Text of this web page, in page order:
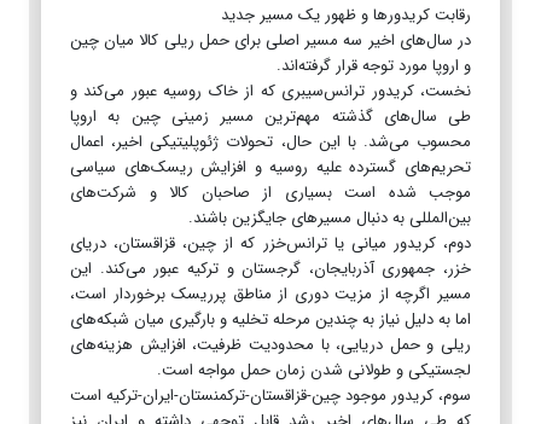
رقابت کریدورها و ظهور یک مسیر جدید
در سال‌های اخیر سه مسیر اصلی برای حمل ریلی کالا میان چین
و اروپا مورد توجه قرار گرفته‌اند.
نخست، کریدور ترانس‌سیبری که از خاک روسیه عبور می‌کند و
طی سال‌های گذشته مهم‌ترین مسیر زمینی چین به اروپا
محسوب می‌شد. با این حال، تحولات ژئوپلیتیکی اخیر، اعمال
تحریم‌های گسترده علیه روسیه و افزایش ریسک‌های سیاسی
موجب شده است بسیاری از صاحبان کالا و شرکت‌های
بین‌المللی به دنبال مسیرهای جایگزین باشند.
دوم، کریدور میانی یا ترانس‌خزر که از چین، قزاقستان، دریای
خزر، جمهوری آذربایجان، گرجستان و ترکیه عبور می‌کند. این
مسیر اگرچه از مزیت دوری از مناطق پرریسک برخوردار است،
اما به دلیل نیاز به چندین مرحله تخلیه و بارگیری میان شبکه‌های
ریلی و حمل دریایی، با محدودیت ظرفیت، افزایش هزینه‌های
لجستیکی و طولانی شدن زمان حمل مواجه است.
سوم، کریدور موجود چین-قزاقستان-ترکمنستان-ایران-ترکیه است